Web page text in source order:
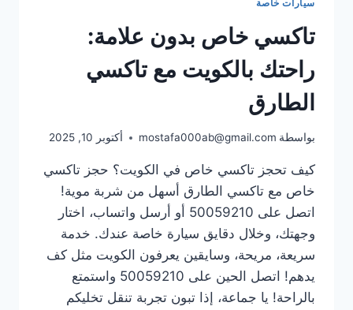
سيارات خاصة
تاكسي خاص بدون علامة:
راحتك بالكويت مع تاكسي
الطارق
بواسطة mostafa000ab@gmail.com أكتوبر 10, 2025
كيف تحجز تاكسي خاص في الكويت؟ حجز تاكسي
خاص مع تاكسي الطارق أسهل من شربة موية!
اتصل على 50059210 أو أرسل واتساب، اختار
وجهتك، وخلال دقايق سيارة خاصة عندك. خدمة
سريعة، مريحة، وسايقين يعرفون الكويت مثل كف
يدهم! اتصل الحين على 50059210 واستمتع
بالراحة! يا جماعة، إذا تبون تجربة تنقل تخليكم